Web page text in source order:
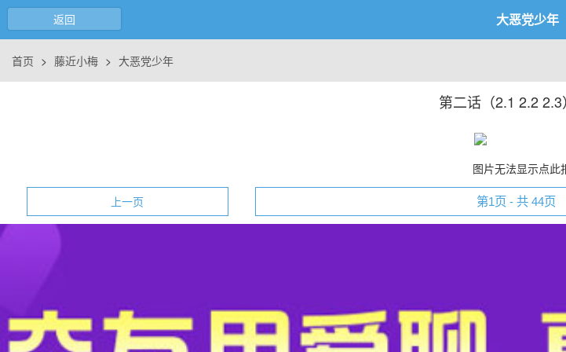
返回 大恶党少年
首页 > 藤近小梅 > 大恶党少年
第二话（2.1 2.2 2.3
图片无法显示点此
上一页